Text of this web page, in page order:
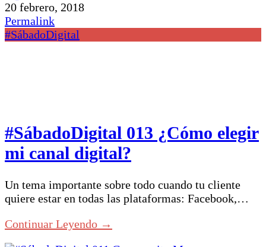
20 febrero, 2018
Permalink
#SábadoDigital
#SábadoDigital 013 ¿Cómo elegir
mi canal digital?
Un tema importante sobre todo cuando tu cliente
quiere estar en todas las plataformas: Facebook,…
Continuar Leyendo →